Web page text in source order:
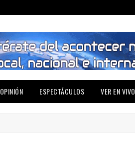
OPINIÓN ESPECTÁCULOS VER EN VIVO